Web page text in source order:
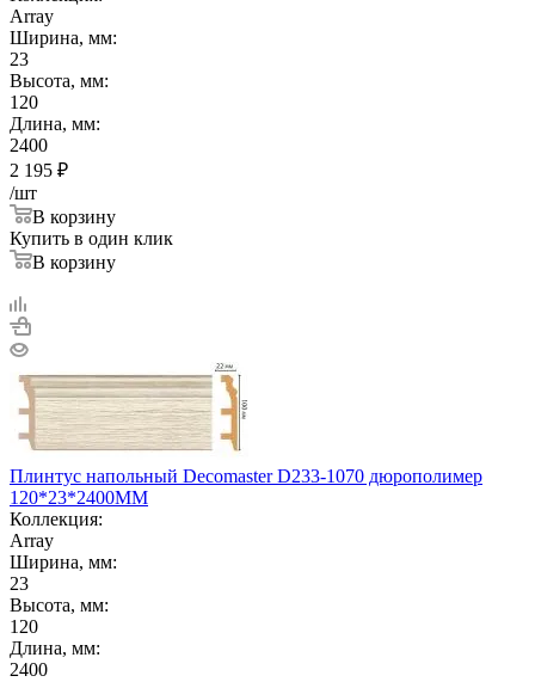
Array
Ширина, мм:
23
Высота, мм:
120
Длина, мм:
2400
2 195 ₽
/шт
В корзину
Купить в один клик
В корзину
Плинтус напольный Decomaster D233-1070 дюрополимер
120*23*2400ММ
Коллекция:
Array
Ширина, мм:
23
Высота, мм:
120
Длина, мм:
2400